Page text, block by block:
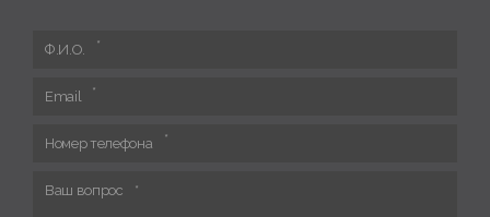
Ф.И.О.
Email
Номер телефона
Ваш вопрос